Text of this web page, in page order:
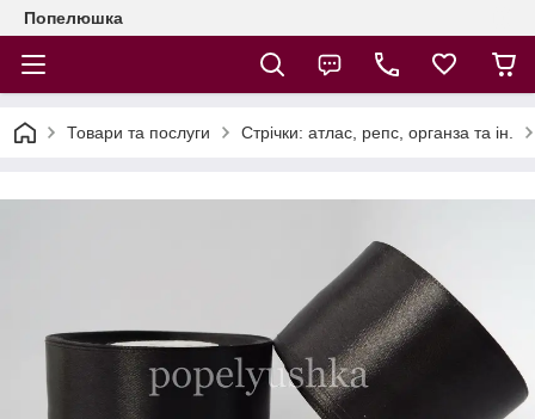
Попелюшка
Товари та послуги Стрічки: атлас, репс, органза та ін.